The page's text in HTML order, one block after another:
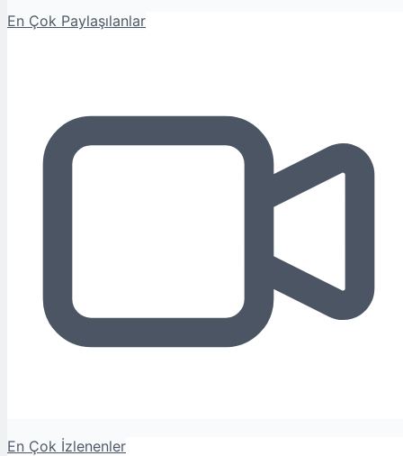
En Çok Paylaşılanlar
En Çok İzlenenler